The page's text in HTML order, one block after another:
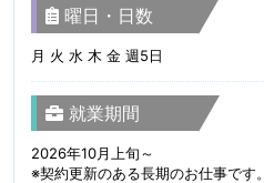
曜日・日数
月 火 水 木 金 週5日
就業期間
2026年10月上旬～
※契約更新のある長期のお仕事です。